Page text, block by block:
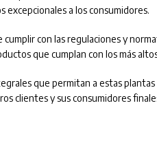
a los consumidores.
con las regulaciones y
que cumplan con los más
que permitan a estas
clientes y sus consumidores